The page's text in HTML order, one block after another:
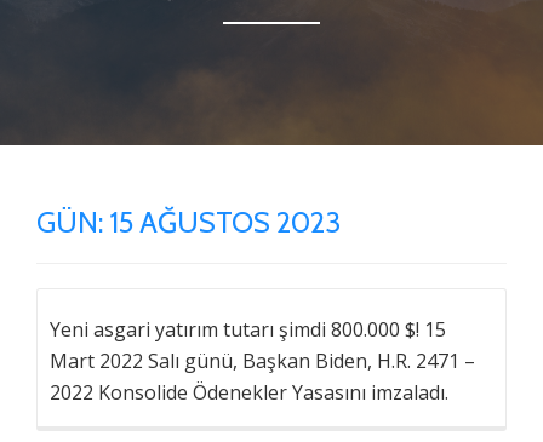
GÜN: 15 AĞUSTOS 2023
Yeni asgari yatırım tutarı şimdi 800.000 $! 15
Mart 2022 Salı günü, Başkan Biden, H.R. 2471 –
2022 Konsolide Ödenekler Yasasını imzaladı.